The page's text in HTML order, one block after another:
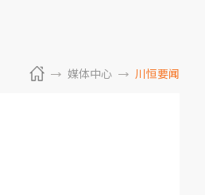
媒体中心 川恒要闻